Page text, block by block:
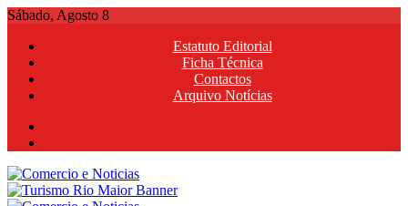
Skip
content
Sábado, Agosto 8
Estatuto Editorial
Ficha Técnica
Contactos
Arquivo Notícias